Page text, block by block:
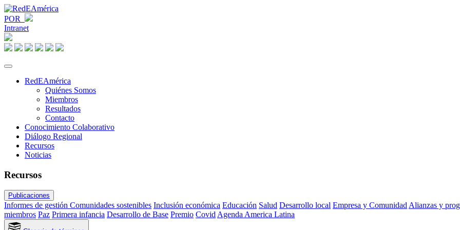
POR
Intranet
RedEAmérica
Quiénes Somos
Miembros
Resultados
Contacto
Conocimiento Colaborativo
Diálogo Regional
Recursos
Noticias
Recursos
Publicaciones
Informes de gestión Comunidades sostenibles Inclusión económica Educación Salud Desarrollo local Empresa y ComunidadAlianzas y
miembros Paz Primera infancia Desarrollo de Base Premio CovidAgenda America Latina